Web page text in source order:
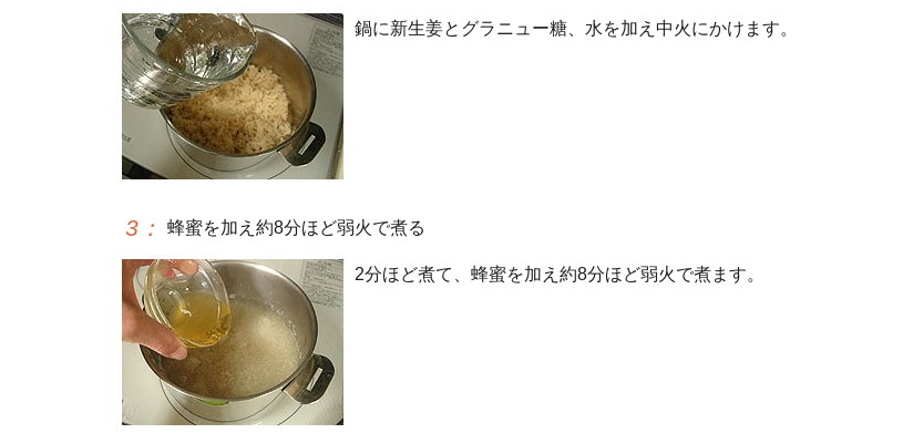
鍋に新生姜とグラニュー糖、水を加え中火にかけます。
3 ： 蜂蜜を加え約8分ほど弱火で煮る
2分ほど煮て、蜂蜜を加え約8分ほど弱火で煮ます。